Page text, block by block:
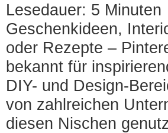
Lesedauer: 5 Minuten
Geschenkideen,
oder Rezepte –
bekannt für
DIY- und Design-
von zahlreichen
diesen Nischen